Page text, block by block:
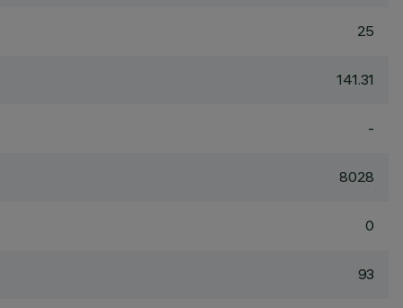
25
141.31
-
8028
0
93